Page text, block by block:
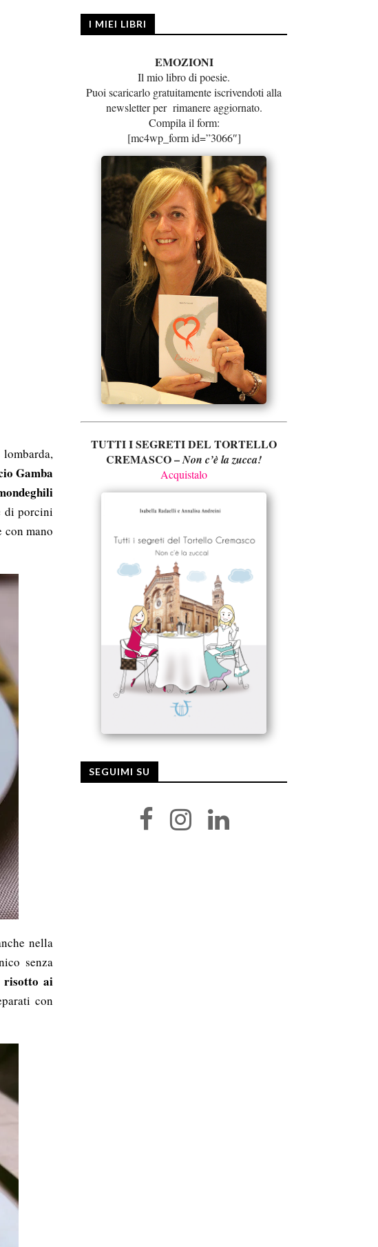
Gamba
di porcini
con mano
nella
senza
risotto ai
con
I MIEI LIBRI
EMOZIONI
Il mio libro di poesie.
Puoi scaricarlo gratuitamente iscrivendoti alla
newsletter per rimanere aggiornato.
Compila il form:
[mc4wp_form id=”3066″]
TUTTI I SEGRETI DEL TORTELLO
CREMASCO –Non c’è la zucca!
Acquistalo
SEGUIMI SU